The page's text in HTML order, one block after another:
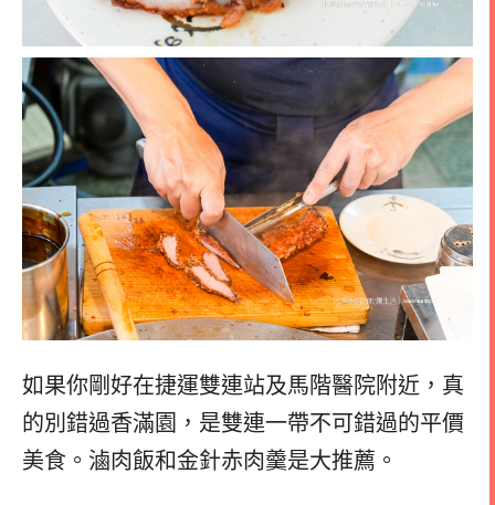
如果你剛好在捷運雙連站及馬階醫院附近，真
的別錯過香滿園，是雙連一帶不可錯過的平價
美食。滷肉飯和金針赤肉羹是大推薦。